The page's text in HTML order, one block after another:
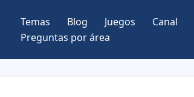
Temas Blog Juegos Canal
Preguntas por área